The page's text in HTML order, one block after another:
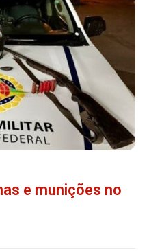
e munições no